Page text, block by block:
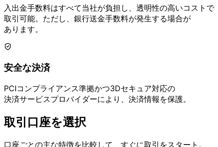
入出金手数料はすべて当社が負担し、 透明性の高いコストで
取引可能。 ただし、 銀行送金手数料が発生する場合が
あります。
安全な決済
PCIコンプライアンス準拠かつ3Dセキュア対応の
決済サービスプロバイダーに より、 決済情報を保護。
取引口座を選択
口座ごとの主な特徴を比較して、 すぐに取引をスタート。